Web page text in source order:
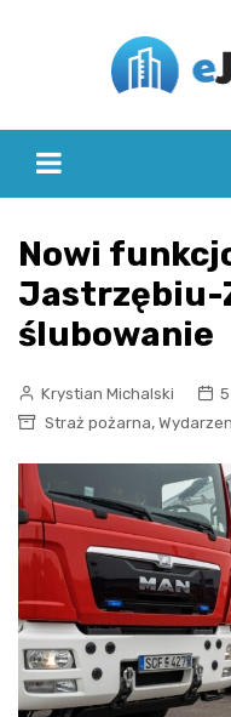
Nowi
Jastrzębiu-
ślubowanie
Krystian Michalski
Straż pożarna,